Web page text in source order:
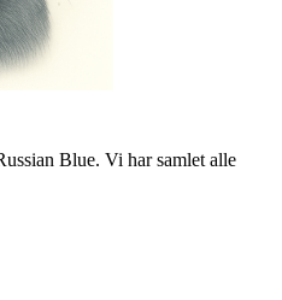
Blue. Vi har samlet alle